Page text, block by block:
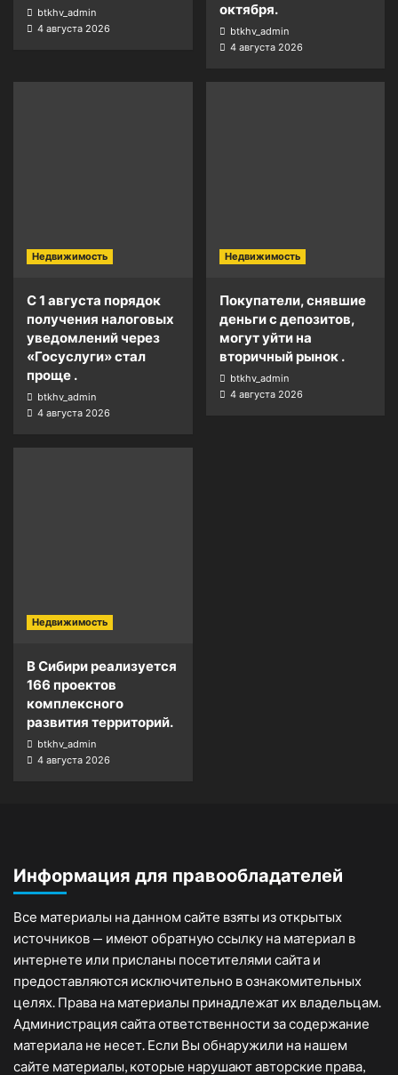
btkhv_admin
4 августа 2026
октября.
btkhv_admin
4 августа 2026
Недвижимость
С 1 августа порядок
получения налоговых
уведомлений через
«Госуслуги» стал
проще .
btkhv_admin
4 августа 2026
Недвижимость
Покупатели, снявшие
деньги с депозитов,
могут уйти на
вторичный рынок .
btkhv_admin
4 августа 2026
Недвижимость
В Сибири реализуется
166 проектов
комплексного
развития территорий.
btkhv_admin
4 августа 2026
Информация для правообладателей
Все материалы на данном сайте взяты из открытых
источников — имеют обратную ссылку на материал в
интернете или присланы посетителями сайта и
предоставляются исключительно в ознакомительных
целях. Права на материалы принадлежат их владельцам.
Администрация сайта ответственности за содержание
материала не несет. Если Вы обнаружили на нашем
сайте материалы, которые нарушают авторские права,